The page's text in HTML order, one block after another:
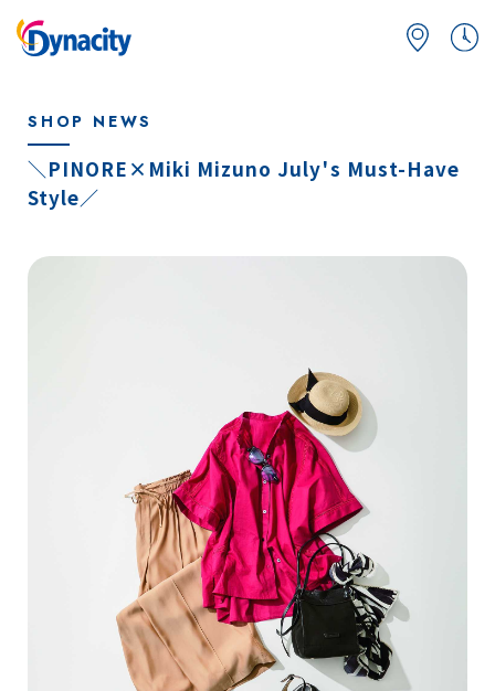
SHOP NEWS
＼PINORE×Miki Mizuno July's Must-Have
Style／